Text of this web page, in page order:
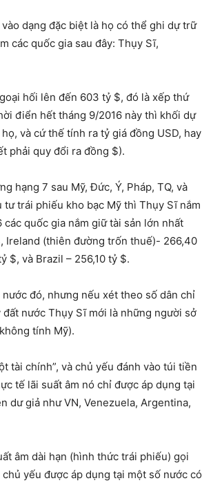
dạng đặc biệt là họ có thể ghi dự trữ
các quốc gia sau đây: Thụy Sĩ,
hối lên đến 603 tỷ $, đó là xếp thứ
điển hết tháng 9/2016 này thì khối dự
và cứ thế tính ra tỷ giá đồng USD, hay
phải quy đổi ra đồng $).
hạng 7 sau Mỹ, Đức, Ý, Pháp, TQ, và
trái phiếu kho bạc Mỹ thì Thụy Sĩ nắm
quốc gia nắm giữ tài sản lớn nhất
Ireland (thiên đường trốn thuế)- 266,40
$, và Brazil – 256,10 tỷ $.
đó, nhưng nếu xét theo số dân chỉ
nước Thụy Sĩ mới là những người sở
tính Mỹ).
tài chính”, và chủ yếu đánh vào túi tiền
tế lãi suất âm nó chỉ được áp dụng tại
dư giả như VN, Venezuela, Argentina,
âm dài hạn (hình thức trái phiếu) gọi
yếu được áp dụng tại một số nước có